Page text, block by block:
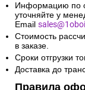
Информацию по
уточняйте у
Email
Стоимость
в заказе.
Сроки отгрузки
Доставка до
Правила